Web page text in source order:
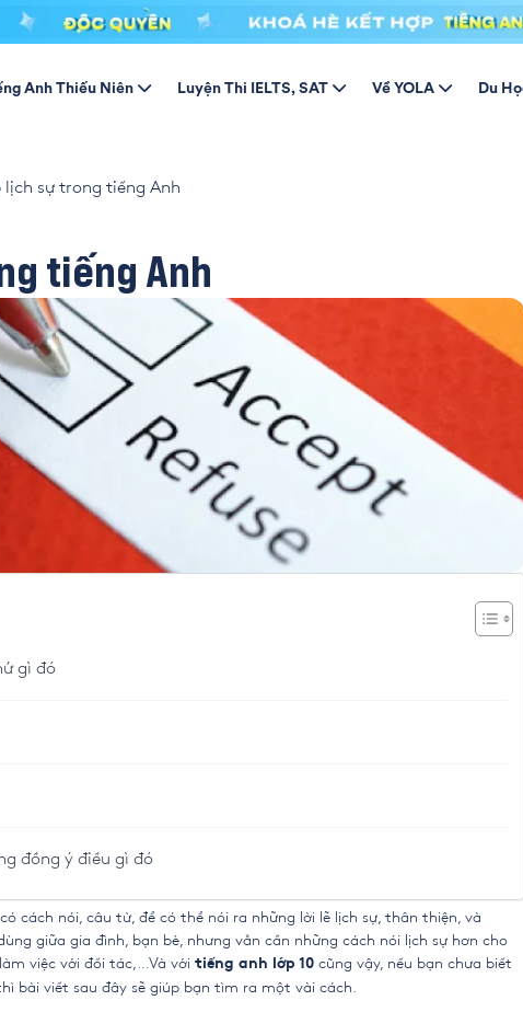
Anh Thiếu Niên Luyện Thi IELTS, SAT Về YOLA Du
lịch sự trong tiếng Anh
tiếng Anh
gì đó
đồng ý điều gì đó
cách nói, câu từ, để có thể nói ra những lời lẽ lịch sự, thân thiện, và
giữa gia đình, bạn bè, nhưng vẫn cần những cách nói lịch sự hơn cho
việc với đối tác,…Và với tiếng anh lớp 10 cũng vậy, nếu bạn chưa biết
bài viết sau đây sẽ giúp bạn tìm ra một vài cách.